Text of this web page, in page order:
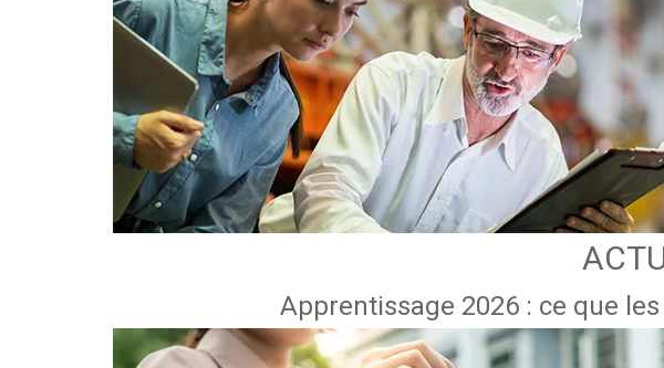
Apprentissage 2026 : ce que